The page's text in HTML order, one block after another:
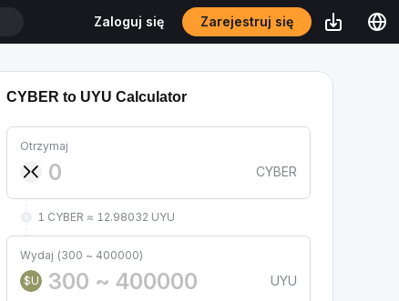
Zaloguj się Zarejestruj się
CYBER to UYU Calculator
Otrzymaj
CYBER
1 CYBER ≈ 12.98032 UYU
Wydaj (300 ~ 400000)
$U
UYU